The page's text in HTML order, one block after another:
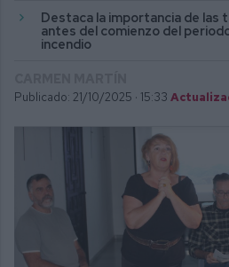
Destaca la importancia de las
antes del comienzo del
incendio
Publicado: 21/10/2025 · 15:33